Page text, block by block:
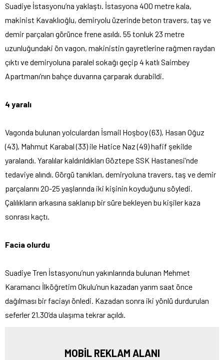
Suadiye İstasyonu’na yaklaştı. İstasyona 400 metre kala,
makinist Kavaklıoğlu, demiryolu üzerinde beton travers, taş ve
demir parçaları görünce frene asıldı. 55 tonluk 23 metre
uzunluğundaki ön vagon, makinistin gayretlerine rağmen raydan
çıktı ve demiryoluna paralel sokağı geçip 4 katlı Saimbey
Apartmanı’nın bahçe duvarına çarparak durabildi.
4 yaralı
Vagonda bulunan yolculardan İsmail Hoşboy (63), Hasan Oğuz
(43), Mahmut Karabal (33) ile Hatice Naz (49) hafif şekilde
yaralandı. Yaralılar kaldırıldıkları Göztepe SSK Hastanesi’nde
tedaviye alındı. Görgü tanıkları, demiryoluna travers, taş ve demir
parçalarını 20-25 yaşlarında iki kişinin koyduğunu söyledi.
Çalılıkların arkasına saklanıp bir süre bekleyen bu kişiler kaza
sonrası kaçtı.
Facia olurdu
Suadiye Tren İstasyonu’nun yakınlarında bulunan Mehmet
Karamancı İlköğretim Okulu’nun kazadan yarım saat önce
dağılması bir faciayı önledi. Kazadan sonra iki yönlü durdurulan
seferler 21.30’da ulaşıma tekrar açıldı.
MOBİL REKLAM ALANI